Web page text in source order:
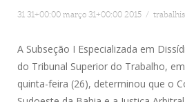
NOTÍCIAS
31 31+00:00 março 31+00:00 2015 /
A Subseção I Especializada em
do Tribunal Superior do Trabalho,
quinta-feira (26), determinou que o